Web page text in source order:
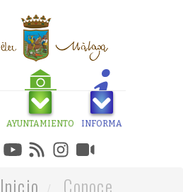
AYUNTAMIENTO INFORMA
Inicio
Conoce